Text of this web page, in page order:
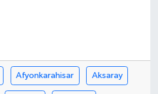
Afyonkarahisar Aksaray